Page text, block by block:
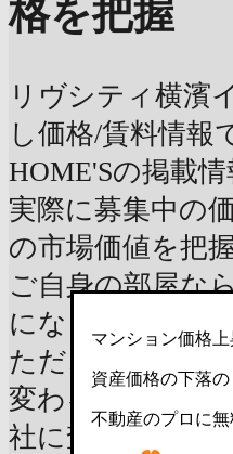
格を把握
リヴシティ横濱
し価格/賃料情報
HOME'Sの掲載情
実際に募集中の
の市場価値を把
ご自身の部屋な
になるのか参考
ただ、査定額は
変わるので、正
社に査定依頼す
マンション価格上
資産価格の下落の
不動産のプロに